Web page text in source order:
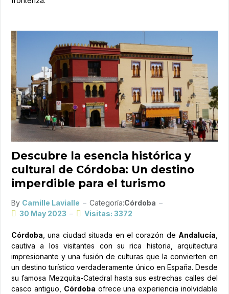
Descubre la esencia histórica y
cultural de Córdoba: Un destino
imperdible para el turismo
By Camille Lavialle Categoría:Córdoba
30 May 2023
Visitas: 3372
Córdoba , una ciudad situada en el corazón de Andalucía
cautiva a los visitantes con su rica historia, arquitectura
impresionante y una fusión de culturas que la convierten en
un destino turístico verdaderamente único en España. Desde
su famosa Mezquita-Catedral hasta sus estrechas calles del
casco antiguo, Córdoba ofrece una experiencia inolvidable